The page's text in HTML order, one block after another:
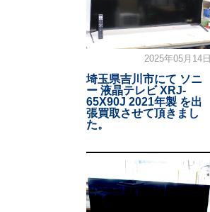
2025年05月14日
埼玉県吉川市にて ソニ
ー 液晶テレビ XRJ-
65X90J 2021年製 を出
張買取させて頂きまし
た。